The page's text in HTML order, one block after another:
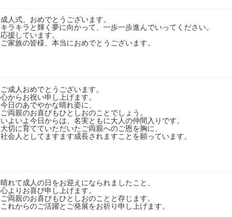
成人式、おめでとうございます。
キラキラと輝く夢に向かって、一歩一歩進んでいってください。
応援しています。
ご家族の皆様、本当におめでとうございます。
ご成人おめでとうございます。
心からお祝い申し上げます。
今日のあでやかな晴れ姿に、
ご両親のお喜びもひとしおのことでしょう。
いよいよ今日からは、名実ともに大人の仲間入りです。
大切に育てていただいたご両親へのご恩を胸に、
社会人としてますます成長されますことを願っています。
晴れて成人の日をお迎えになられましたこと、
心よりお喜び申し上げます。
ご両親のお喜びもひとしおのことと存じます。
これからのご活躍とご発展をお祈り申し上げます。